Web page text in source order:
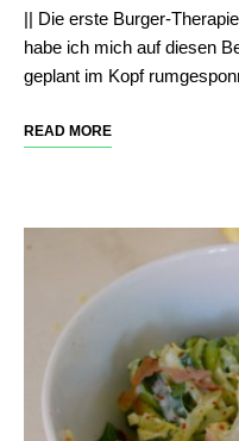
|| Die erste Burger-
habe ich mich auf diesen
geplant im Kopf
READ MORE